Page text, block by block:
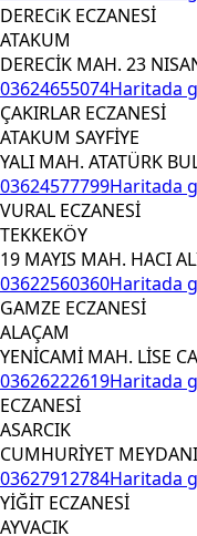
DERECiK ECZANESİ
ATAKUM
DERECİK MAH. 23
03624655074Haritada
ÇAKIRLAR ECZANESİ
ATAKUM SAYFİYE
YALI MAH. ATATÜRK
03624577799Haritada
VURAL ECZANESİ
TEKKEKÖY
19 MAYIS MAH. HACI
03622560360Haritada
GAMZE ECZANESİ
ALAÇAM
YENİCAMİ MAH. LİSE
03626222619Haritada
ECZANESİ
ASARCIK
CUMHURİYET
03627912784Haritada
YİĞİT ECZANESİ
AYVACIK